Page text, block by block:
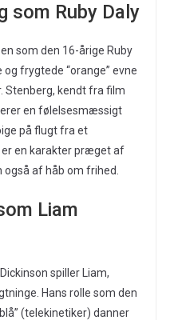
som Ruby Daly
som den 16-årige Ruby
frygtede “orange” evne
Stenberg, kendt fra film
en følelsesmæssigt
på flugt fra et
er en karakter præget af
af håb om frihed.
Liam
spiller Liam,
Hans rolle som den
(telekinetiker) danner